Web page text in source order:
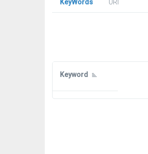
KeyWords
URl
Keyword